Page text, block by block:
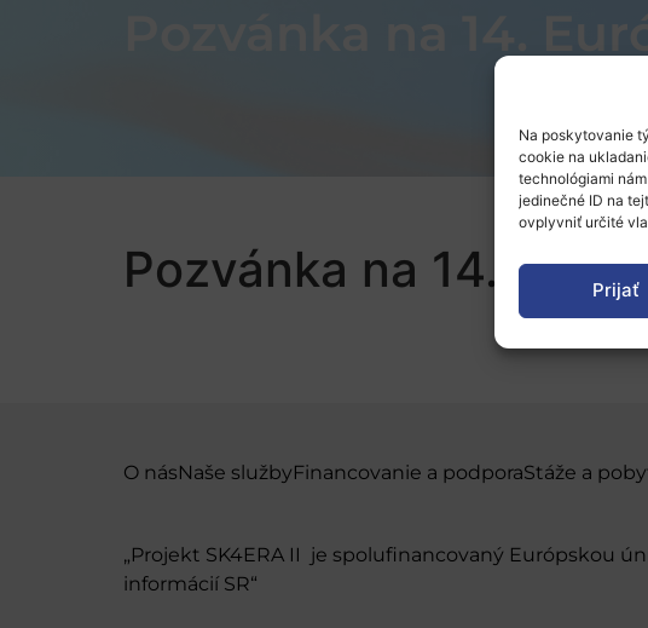
Na poskytovanie
cookie na
technológiami
jedinečné ID na
ovplyvniť určité
Prijať
Pozvánka na 14.
Pozvánka na 14.
O násNaše službyFinancovanie a podporaStáže a
„Projekt SK4ERA II je spolufinancovaný Európskou
informácií SR“